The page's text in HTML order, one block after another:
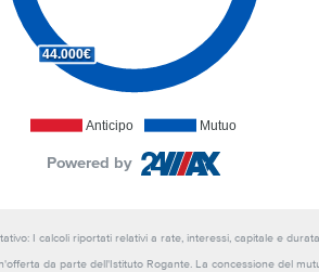
Anticipo Mutuo
44.000€
Powered by
I calcoli riportati relativi a rate, interessi, capitale e
da parte dell'Istituto Rogante. La concessione del